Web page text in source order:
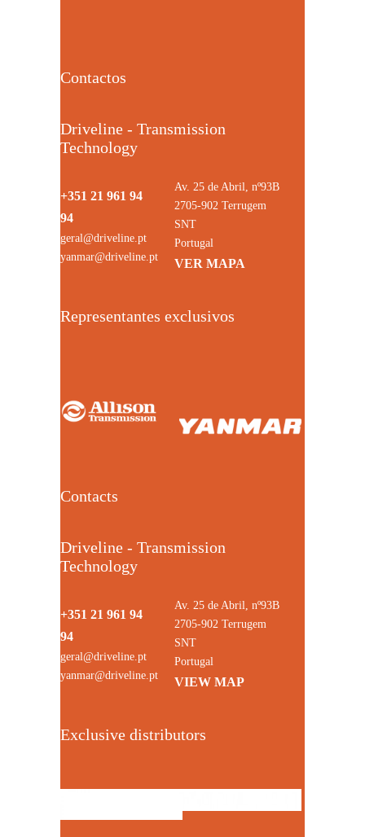
Contactos
Driveline - Transmission
Technology
+351 21 961 94
94
geral@driveline.pt
yanmar@driveline.pt
Av. 25 de Abril, nº93B
2705-902 Terrugem
SNT
Portugal
VER MAPA
Representantes exclusivos
Contacts
Driveline - Transmission
Technology
+351 21 961 94
94
geral@driveline.pt
yanmar@driveline.pt
Av. 25 de Abril, nº93B
2705-902 Terrugem
SNT
Portugal
VIEW MAP
Exclusive distributors